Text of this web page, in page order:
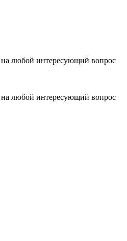
любой интересующий вопрос
любой интересующий вопрос